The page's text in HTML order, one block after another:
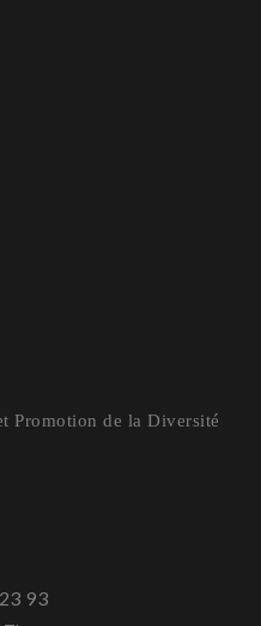
Promotion de la Diversité
93